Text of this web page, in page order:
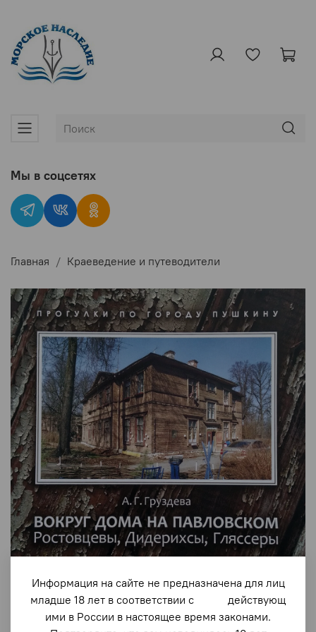
Главная Краеведение и путеводители
2512
Вокруг дома на Павловском. Ростовцевы,
Мы в соцсетях
Информация на сайте не предназначена для лиц
младше 18 лет в соответствии с действующ
ими в России в настоящее время законами.